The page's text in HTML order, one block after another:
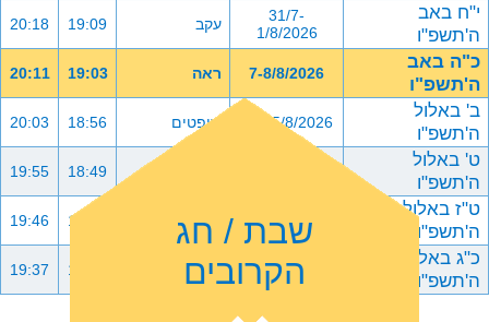
י"ח באב
ה'תשפ"ו
31/7-
1/8/2026
עקב 19:09
20:18
כ"ה באב
ה'תשפ"ו
7-8/8/2026 ראה 19:03
20:11
ב' באלול
ה'תשפ"ו
14-15/8/2026 שופטים 18:56
20:03
ט' באלול
ה'תשפ"ו
18:49
19:55
ט"ז באלול
ה'תשפ"ו
28-29/8/2026 כי תבוא 18:41
19:46
כ"ג באלול
ה'תשפ"ו
4-5/9/2026 ניצבים וילך 18:32
19:37
שבת / חג
הקרובים